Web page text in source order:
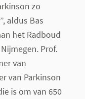
zo
aldus Bas
het Radboud
Prof.
van
van Parkinson
is om van 650